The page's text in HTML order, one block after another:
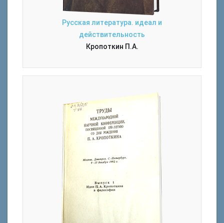
Русская литература. идеал и
действительность
Кропоткин П.А.